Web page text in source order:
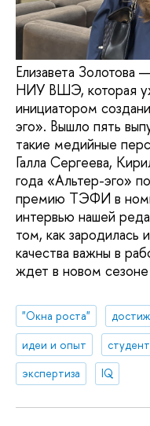
Елизавета Золотова
НИУ ВШЭ, которая
инициатором
эго». Вышло пять
такие медийные
Галла Сергеева,
года «Альтер-эго»
премию ТЭФИ в
интервью нашей
том, как зародилась
качества важны в
ждет в новом
"Окна роста"
идеи и опыт
экспертиза
IQ